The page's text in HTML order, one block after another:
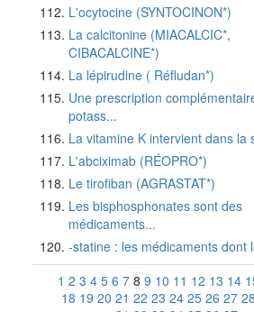
L'ocytocine (SYNTOCINON*)
La calcitonine (MIACALCIC*,
CIBACALCINE*)
La lépirudine ( Réfludan*)
Une prescription
potass...
La vitamine K intervient dans la
L'abciximab (RÉOPRO*)
Le tirofiban (AGRASTAT*)
Les bisphosphonates sont des
médicaments...
-statine : les médicaments dont
1 2 3 4 5 6 7 8 9 10 11 12 13 14
18 19 20 21 22 23 24 25 26 27 28